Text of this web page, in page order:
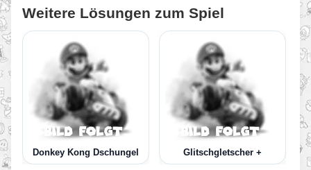
Weitere Lösungen zum Spiel
Donkey Kong Dschungel Glitschgletscher +